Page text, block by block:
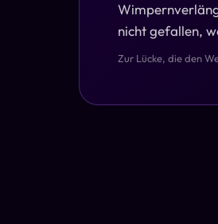
nicht gefallen,
Zur Lücke, die den